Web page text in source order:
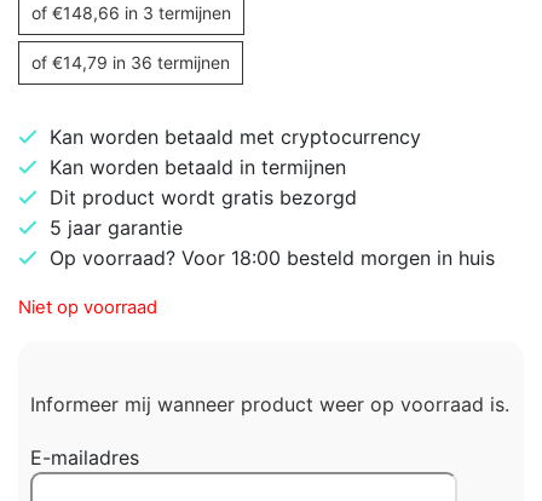
of €148,66 in 3 termijnen
of €14,79 in 36 termijnen
Kan worden betaald met cryptocurrency
Kan worden betaald in termijnen
Dit product wordt gratis bezorgd
5 jaar garantie
Op voorraad? Voor 18:00 besteld morgen in huis
Niet op voorraad
Informeer mij wanneer product weer op voorraad is.
E-mailadres